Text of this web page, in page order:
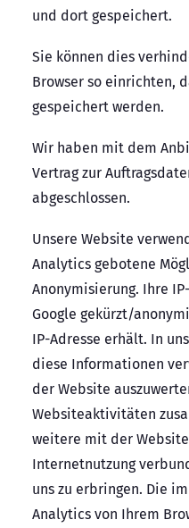
und dort gespeichert.
Sie können dies
Browser so einrichten,
gespeichert werden.
Wir haben mit dem
Vertrag zur
abgeschlossen.
Unsere Website
Analytics gebotene
Anonymisierung. Ihre
Google gekürzt/
IP-Adresse erhält. In
diese Informationen
der Website
Websiteaktivitäten
weitere mit der
Internetnutzung
uns zu erbringen. Die
Analytics von Ihrem